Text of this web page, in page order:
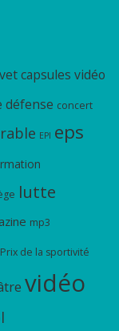
capsules vidéo
défense concert
EPI eps
lutte
mp3
Prix de la sportivité
vidéo